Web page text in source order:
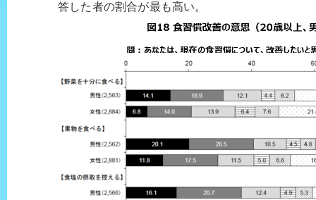
答した者の割合が最も高い。